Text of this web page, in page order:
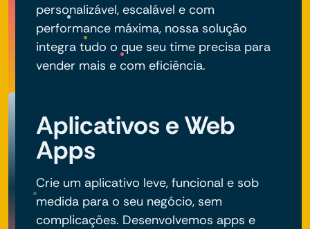
personalizável, escalável e com
performance máxima, nossa solução
integra tudo o que seu time precisa para
vender mais e com eficiência.
Aplicativos e Web
Apps
Crie um aplicativo leve, funcional e sob
medida para o seu negócio, sem
complicações. Desenvolvemos apps e